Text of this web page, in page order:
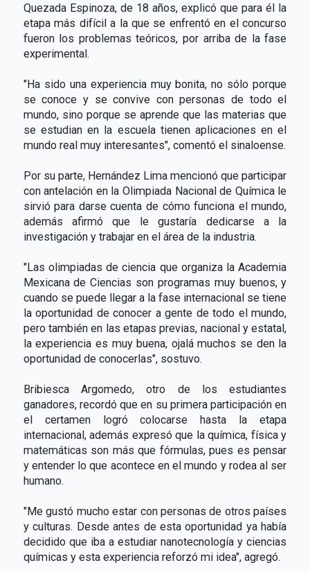
Quezada Espinoza, de 18 años, explicó que para él la
etapa más difícil a la que se enfrentó en el concurso
fueron los problemas teóricos, por arriba de la fase
experimental.
"Ha sido una experiencia muy bonita, no sólo porque
se conoce y se convive con personas de todo el
mundo, sino porque se aprende que las materias que
se estudian en la escuela tienen aplicaciones en el
mundo real muy interesantes", comentó el sinaloense.
Por su parte, Hernández Lima mencionó que participar
con antelación en la Olimpiada Nacional de Química le
sirvió para darse cuenta de cómo funciona el mundo,
además afirmó que le gustaría dedicarse a la
investigación y trabajar en el área de la industria.
"Las olimpiadas de ciencia que organiza la Academia
Mexicana de Ciencias son programas muy buenos, y
cuando se puede llegar a la fase internacional se tiene
la oportunidad de conocer a gente de todo el mundo,
pero también en las etapas previas, nacional y estatal,
la experiencia es muy buena, ojalá muchos se den la
oportunidad de conocerlas", sostuvo.
Bribiesca Argomedo, otro de los estudiantes
ganadores, recordó que en su primera participación en
el certamen logró colocarse hasta la etapa
internacional, además expresó que la química, física y
matemáticas son más que fórmulas, pues es pensar
y entender lo que acontece en el mundo y rodea al ser
humano.
"Me gustó mucho estar con personas de otros países
y culturas. Desde antes de esta oportunidad ya había
decidido que iba a estudiar nanotecnología y ciencias
químicas y esta experiencia reforzó mi idea", agregó.